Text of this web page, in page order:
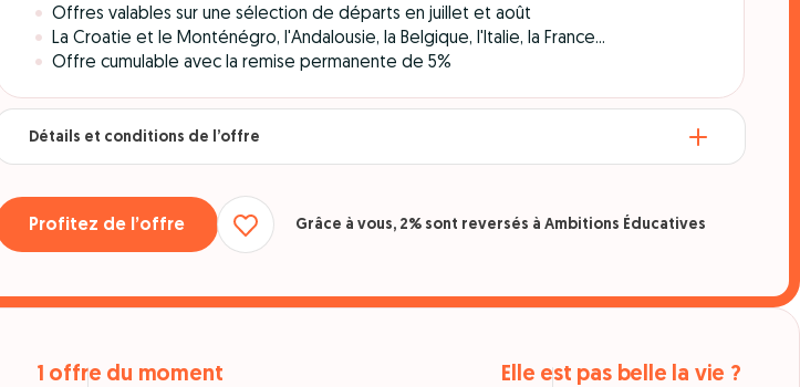
Offres valables sur une sélection de départs en juillet et août
La Croatie et le Monténégro, l'Andalousie, la Belgique, l'Italie, la France...
Offre cumulable avec la remise permanente de 5%
Détails et conditions de l’offre
Profitez de l’offre Grâce à vous, 2% sont reversés à Ambitions Éducatives
1 offre du moment Elle est pas belle la vie ?